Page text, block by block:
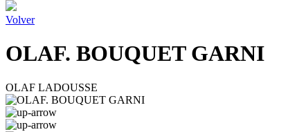
Volver
OLAF. BOUQUET GARNI
OLAF LADOUSSE